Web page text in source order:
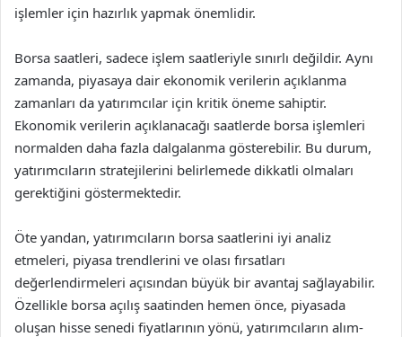
işlemler için hazırlık yapmak önemlidir.
Borsa saatleri, sadece işlem saatleriyle sınırlı değildir. Aynı
zamanda, piyasaya dair ekonomik verilerin açıklanma
zamanları da yatırımcılar için kritik öneme sahiptir.
Ekonomik verilerin açıklanacağı saatlerde borsa işlemleri
normalden daha fazla dalgalanma gösterebilir. Bu durum,
yatırımcıların stratejilerini belirlemede dikkatli olmaları
gerektiğini göstermektedir.
Öte yandan, yatırımcıların borsa saatlerini iyi analiz
etmeleri, piyasa trendlerini ve olası fırsatları
değerlendirmeleri açısından büyük bir avantaj sağlayabilir.
Özellikle borsa açılış saatinden hemen önce, piyasada
oluşan hisse senedi fiyatlarının yönü, yatırımcıların alım-